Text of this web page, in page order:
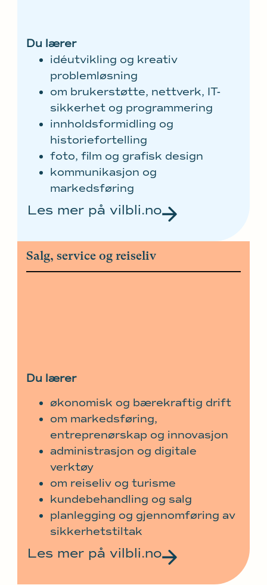
Du lærer
idéutvikling og kreativ
problemløsning
om brukerstøtte, nettverk, IT-
sikkerhet og programmering
innholdsformidling og
historiefortelling
foto, film og grafisk design
kommunikasjon og
markedsføring
Les mer på vilbli.no
Salg, service og reiseliv
Du lærer
økonomisk og bærekraftig drift
om markedsføring,
entreprenørskap og innovasjon
administrasjon og digitale
verktøy
om reiseliv og turisme
kundebehandling og salg
planlegging og gjennomføring av
sikkerhetstiltak
Les mer på vilbli.no